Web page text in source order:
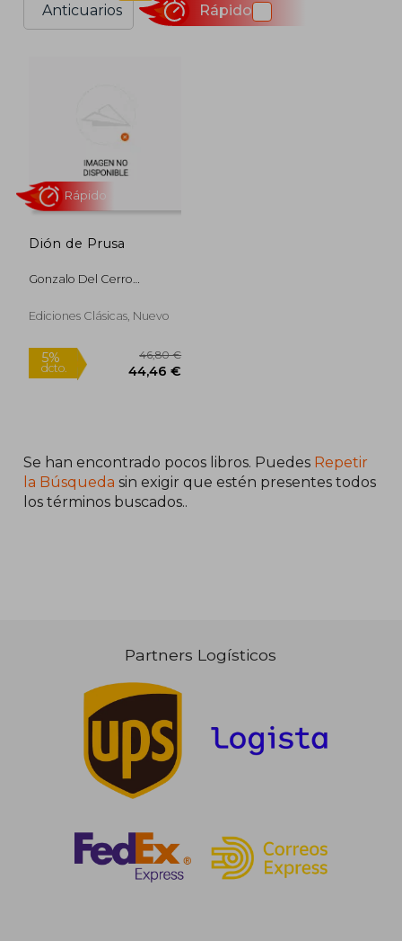
Anticuarios Rápido
Dión de Prusa
Gonzalo Del Cerro
Ediciones Clásicas, Nuevo
5%
dcto.
46,80 €
44,46 €
Se han encontrado pocos libros. Puedes Repetir
la Búsqueda sin exigir que estén presentes todos
los términos buscados..
Partners Logísticos